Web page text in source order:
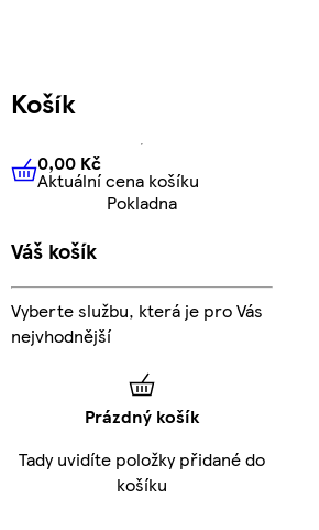
Košík
0,00 KčAktuální cena košíku
0,00 Kč
Aktuální cena košíku
Pokladna
Váš košík
Vyberte službu, která je pro Vás
nejvhodnější
Prázdný košík
Tady uvidíte položky přidané do
košíku